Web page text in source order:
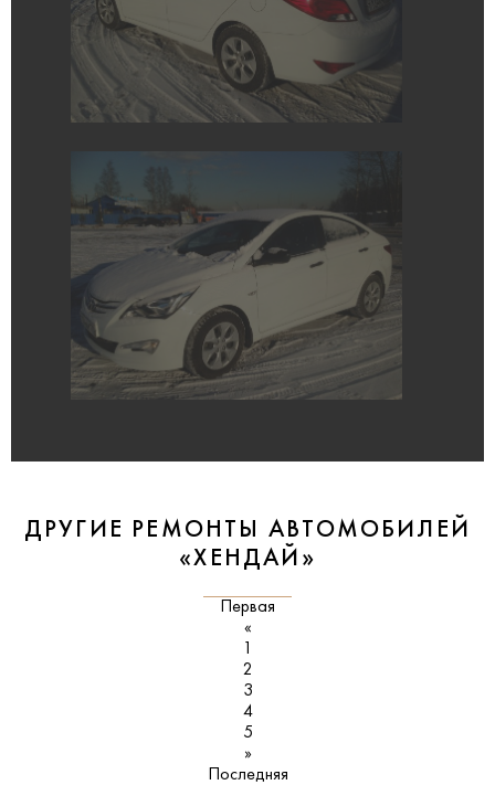
ДРУГИЕ РЕМОНТЫ АВТОМОБИЛЕЙ
«ХЕНДАЙ»
Первая
«
2
3
4
5
»
Последняя